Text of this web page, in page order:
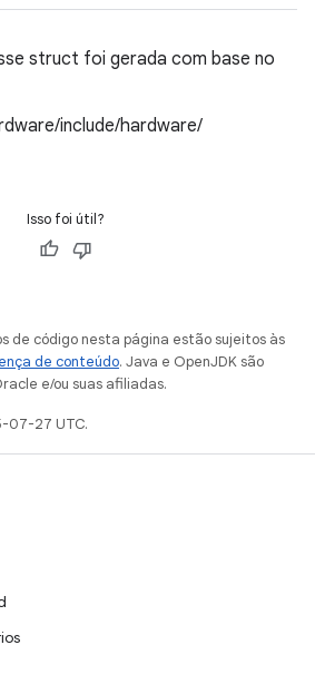
struct foi gerada com base no
include/hardware/
Isso foi útil?
de código nesta página estão sujeitos às
de conteúdo. Java e OpenJDK são
e/ou suas afiliadas.
07-27 UTC.